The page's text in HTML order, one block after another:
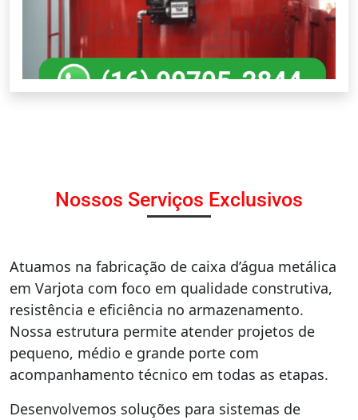
Nossos Serviços Exclusivos
Atuamos na fabricação de caixa d’água metálica
em Varjota com foco em qualidade construtiva,
resistência e eficiência no armazenamento.
Nossa estrutura permite atender projetos de
pequeno, médio e grande porte com
acompanhamento técnico em todas as etapas.
Desenvolvemos soluções para sistemas de